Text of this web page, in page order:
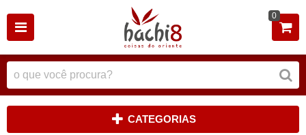
0
CATEGORIAS